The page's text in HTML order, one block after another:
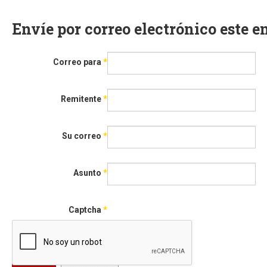
Envíe por correo electrónico este
Correo para *
Remitente*
Su correo *
Asunto *
Captcha *